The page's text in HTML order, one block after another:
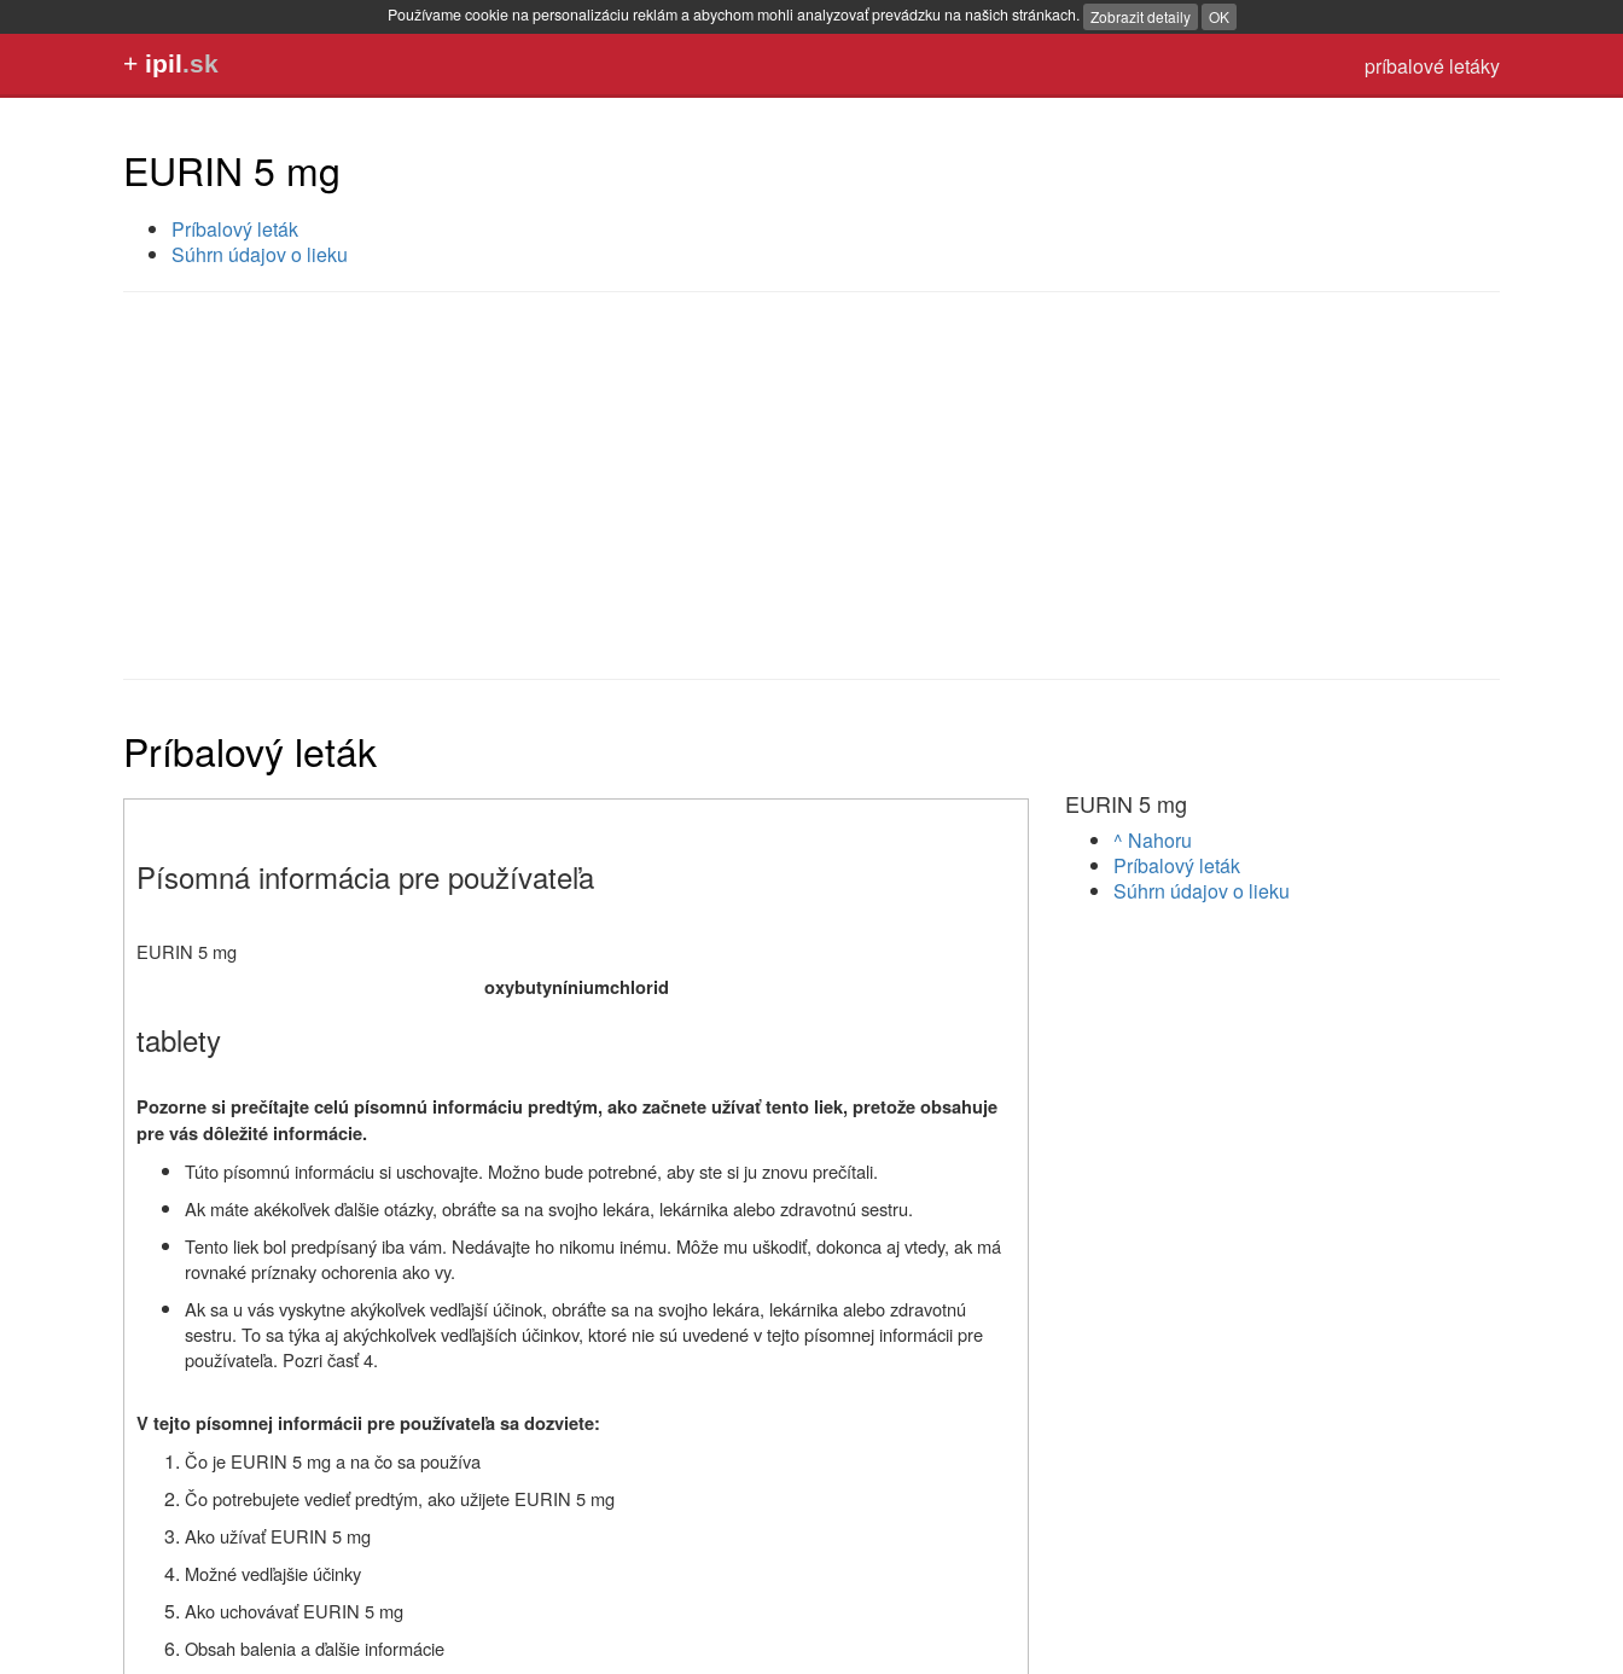
Používame cookie na personalizáciu reklám a abychom mohli analyzovať prevádzku na našich stránkach. Zobrazit detaily OK
príbalové letáky
+ ipil.sk
EURIN 5 mg
Príbalový leták
Súhrn údajov o lieku
Príbalový leták
Písomná informácia pre používateľa
EURIN 5 mg
oxybutyníniumchlorid
tablety
Pozorne si prečítajte celú písomnú informáciu predtým, ako začnete užívať tento liek, pretože obsahuje
pre vás dôležité informácie.
Túto písomnú informáciu si uschovajte. Možno bude potrebné, aby ste si ju znovu prečítali.
Ak máte akékoľvek ďalšie otázky, obráťte sa na svojho lekára, lekárnika alebo zdravotnú sestru.
Tento liek bol predpísaný iba vám. Nedávajte ho nikomu inému. Môže mu uškodiť, dokonca aj vtedy, ak má
rovnaké príznaky ochorenia ako vy.
Ak sa u vás vyskytne akýkoľvek vedľajší účinok, obráťte sa na svojho lekára, lekárnika alebo zdravotnú
sestru. To sa týka aj akýchkoľvek vedľajších účinkov, ktoré nie sú uvedené v tejto písomnej informácii pre
používateľa. Pozri časť 4.
V tejto písomnej informácii pre používateľa sa dozviete:
Čo je EURIN 5 mg a na čo sa používa
Čo potrebujete vedieť predtým, ako užijete EURIN 5 mg
Ako užívať EURIN 5 mg
Možné vedľajšie účinky
Ako uchovávať EURIN 5 mg
Obsah balenia a ďalšie informácie
EURIN 5 mg
^ Nahoru
Príbalový leták
Súhrn údajov o lieku